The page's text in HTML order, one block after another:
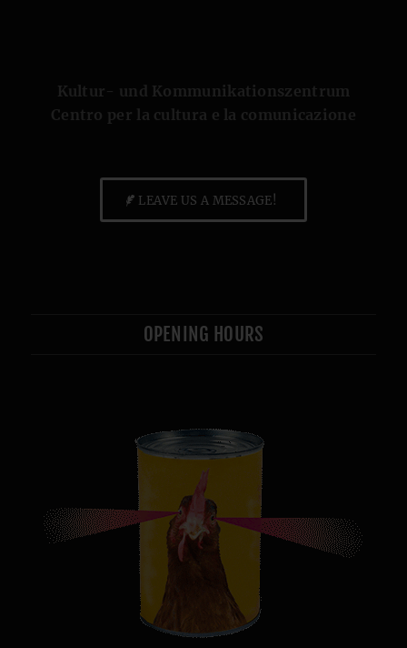
Kultur- und Kommunikationszentrum
Centro per la cultura e la comunicazione
LEAVE US A MESSAGE!
OPENING HOURS